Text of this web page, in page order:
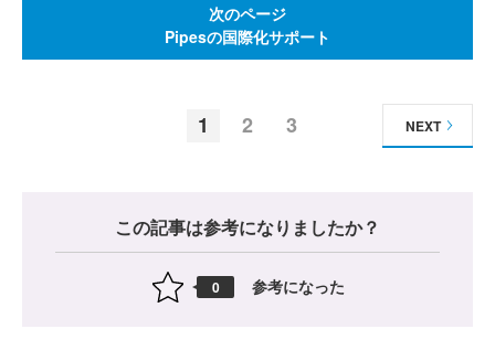
次のページ
Pipesの国際化サポート
1 2 3 NEXT
この記事は参考になりましたか？
0 参考になった